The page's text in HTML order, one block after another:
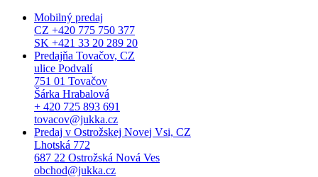
Mobilný predaj
CZ +420 775 750 377
SK +421 33 20 289 20
Predajňa Tovačov, CZ
ulice Podvalí
751 01 Tovačov
Šárka Hrabalová
+ 420 725 893 691
tovacov@jukka.cz
Predaj v Ostrožskej Novej Vsi, CZ
Lhotská 772
687 22 Ostrožská Nová Ves
obchod@jukka.cz